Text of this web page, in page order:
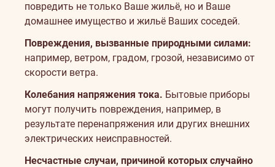
повредить не только Ваше жильё, но и Ваше
домашнее имущество и жильё Ваших соседей.
Повреждения, вызванные природными силами:
например, ветром, градом, грозой, независимо от
скорости ветра.
Колебания напряжения тока. Бытовые приборы
могут получить повреждения, например, в
результате перенапряжения или других внешних
электрических неисправностей.
Несчастные случаи, причиной которых случайно